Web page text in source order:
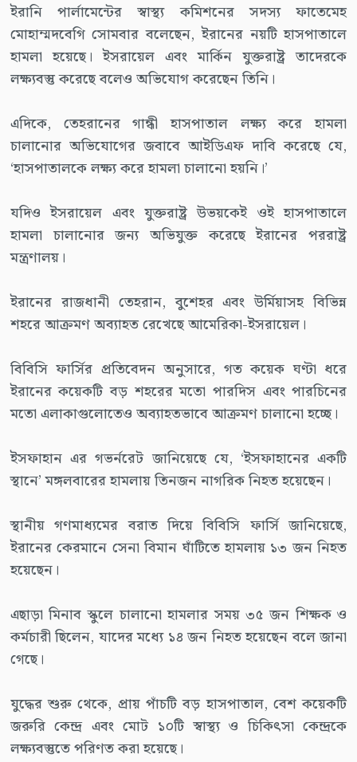
ইরানি পার্লামেন্টের স্বাস্থ্য কমিশনের সদস্য ফাতেমেহ
মোহাম্মদবেগি সোমবার বলেছেন, ইরানের নয়টি হাসপাতালে
হামলা হয়েছে। ইসরায়েল এবং মার্কিন যুক্তরাষ্ট্র তাদেরকে
লক্ষ্যবস্তু করেছে বলেও অভিযোগ করেছেন তিনি।
এদিকে, তেহরানের গান্ধী হাসপাতাল লক্ষ্য করে হামলা
চালানোর অভিযোগের জবাবে আইডিএফ দাবি করেছে যে,
‘হাসপাতালকে লক্ষ্য করে হামলা চালানো হয়নি।’
যদিও ইসরায়েল এবং যুক্তরাষ্ট্র উভয়কেই ওই হাসপাতালে
হামলা চালানোর জন্য অভিযুক্ত করেছে ইরানের পররাষ্ট্র
মন্ত্রণালয়।
ইরানের রাজধানী তেহরান, বুশেহর এবং উর্মিয়াসহ বিভিন্ন
শহরে আক্রমণ অব্যাহত রেখেছে আমেরিকা-ইসরায়েল।
বিবিসি ফার্সির প্রতিবেদন অনুসারে, গত কয়েক ঘণ্টা ধরে
ইরানের কয়েকটি বড় শহরের মতো পারদিস এবং পারচিনের
মতো এলাকাগুলোতেও অব্যাহতভাবে আক্রমণ চালানো হচ্ছে।
ইসফাহান এর গভর্নরেট জানিয়েছে যে, ‘ইসফাহানের একটি
স্থানে’ মঙ্গলবারের হামলায় তিনজন নাগরিক নিহত হয়েছেন।
স্থানীয় গণমাধ্যমের বরাত দিয়ে বিবিসি ফার্সি জানিয়েছে,
ইরানের কেরমানে সেনা বিমান ঘাঁটিতে হামলায় ১৩ জন নিহত
হয়েছেন।
এছাড়া মিনাব স্কুলে চালানো হামলার সময় ৩৫ জন শিক্ষক ও
কর্মচারী ছিলেন, যাদের মধ্যে ১৪ জন নিহত হয়েছেন বলে জানা
গেছে।
যুদ্ধের শুরু থেকে, প্রায় পাঁচটি বড় হাসপাতাল, বেশ কয়েকটি
জরুরি কেন্দ্র এবং মোট ১০টি স্বাস্থ্য ও চিকিৎসা কেন্দ্রকে
লক্ষ্যবস্তুতে পরিণত করা হয়েছে।